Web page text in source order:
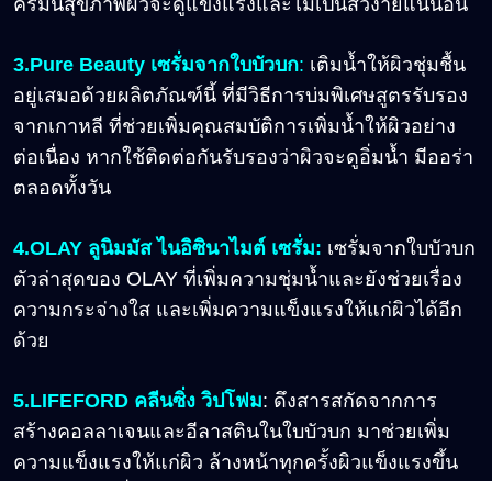
ครีมนี้สุขภาพผิวจะดูแข็งแรงและไม่เป็นสิวง่ายแน่นอน
3.Pure Beauty เซรั่มจากใบบัวบก: เติมน้ำให้ผิวชุ่มชื้น
อยู่เสมอด้วยผลิตภัณฑ์นี้ ที่มีวิธีการบ่มพิเศษสูตรรับรอง
จากเกาหลี ที่ช่วยเพิ่มคุณสมบัติการเพิ่มน้ำให้ผิวอย่าง
ต่อเนื่อง หากใช้ติดต่อกันรับรองว่าผิวจะดูอิ่มน้ำ มีออร่า
ตลอดทั้งวัน
4.OLAY ลูนิมมัส ไนอิซินาไมต์ เซรั่ม: เซรั่มจากใบบัวบก
ตัวล่าสุดของ OLAY ที่เพิ่มความชุ่มน้ำและยังช่วยเรื่อง
ความกระจ่างใส และเพิ่มความแข็งแรงให้แก่ผิวได้อีก
ด้วย
5.LIFEFORD คลีนซิ่ง วิปโฟม: ดึงสารสกัดจากการ
สร้างคอลลาเจนและอีลาสตินในใบบัวบก มาช่วยเพิ่ม
ความแข็งแรงให้แก่ผิว ล้างหน้าทุกครั้งผิวแข็งแรงขึ้น